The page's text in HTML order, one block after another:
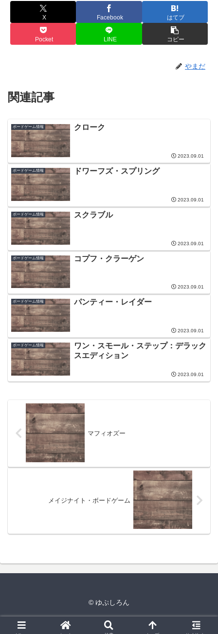
X Facebook はてブ
Pocket LINE コピー
やまだ
関連記事
ボードゲーム情報 クローク
2023.09.01
ボードゲーム情報 ドワーフズ・スプリング
2023.09.01
ボードゲーム情報 スクラブル
2023.09.01
ボードゲーム情報 コプフ・クラーゲン
2023.09.01
ボードゲーム情報 パンティー・レイダー
2023.09.01
ボードゲーム情報
ワン・スモール・ステップ：デラック
スエディション
2023.09.01
マフィオズー
メイジナイト・ボードゲーム
© ゆぷしろん